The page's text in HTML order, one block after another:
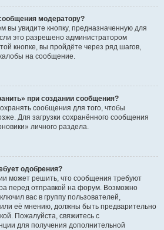
модератору?
вы увидите кнопку, предназначенную для
это разрешено администратором
кнопке, вы пройдёте через ряд шагов,
на сообщение.
при создании сообщения?
сообщения для того, чтобы
Для загрузки сохранённого сообщения
личного раздела.
одобрения?
может решить, что сообщения требуют
перед отправкой на форум. Возможно
вас в группу пользователей,
её мнению, должны быть предварительно
Пожалуйста, свяжитесь с
для получения дополнительной